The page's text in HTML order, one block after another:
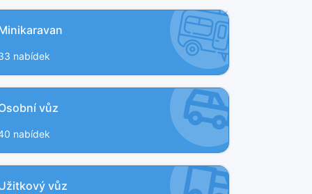
nabídek
vůz
nabídek
vůz